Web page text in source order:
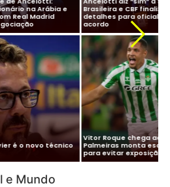
e
Brasileira e CBF finaliza
detalhes para oficializar
técnico
Vitor Roque chega ao Brasil e
Palmeiras monta esquema
para evitar exposição
e Mundo